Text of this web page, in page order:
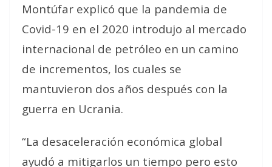
Montúfar explicó que la pandemia de
Covid-19 en el 2020 introdujo al mercado
internacional de petróleo en un camino
de incrementos, los cuales se
mantuvieron dos años después con la
guerra en Ucrania.
“La desaceleración económica global
ayudó a mitigarlos un tiempo pero esto